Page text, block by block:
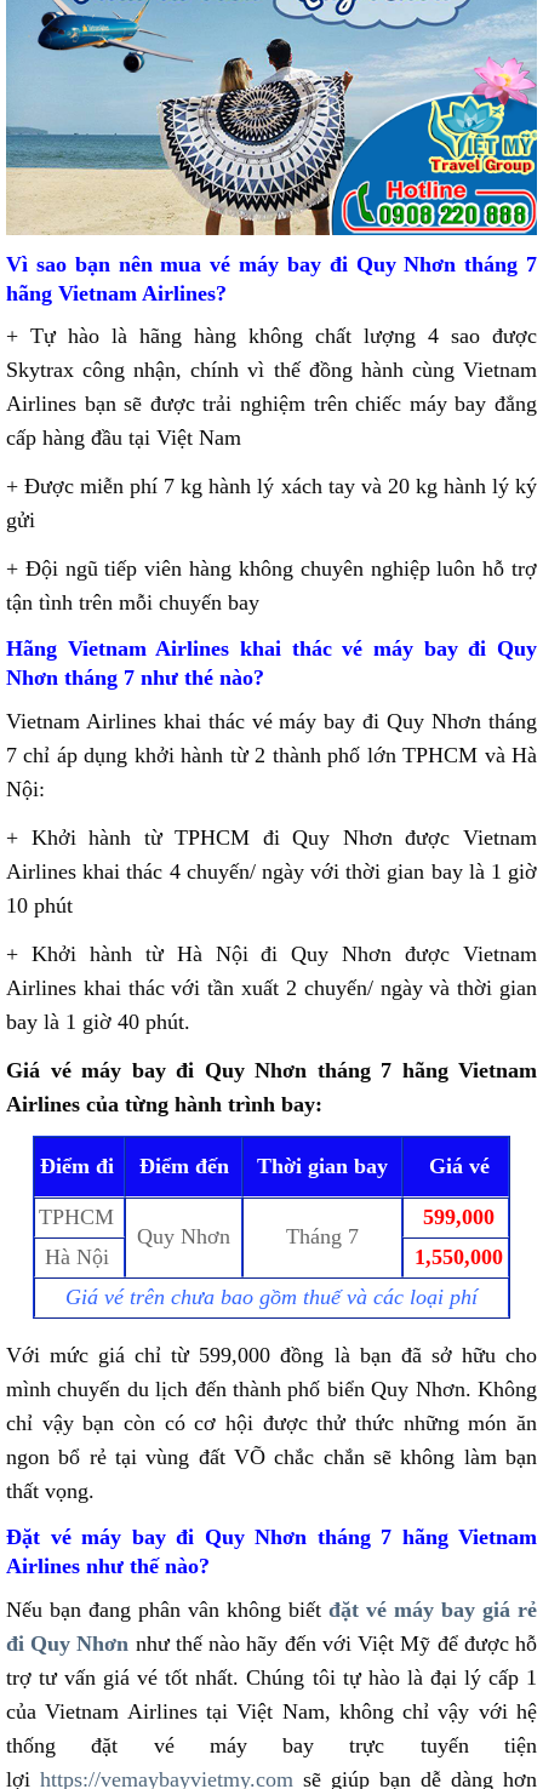
Vì sao bạn nên muavé máy bay đi Quy Nhơn tháng 7
hãng Vietnam Airlines?
+ Tự hào là hãng hàng không chất lượng 4 sao được
Skytrax công nhận, chính vì thế đồng hành cùng Vietnam
Airlines bạn sẽ được trải nghiệm trên chiếc máy bay đẳng
cấp hàng đầu tại Việt Nam
+ Được miễn phí 7 kg hành lý xách tay và 20 kg hành lý ký
gửi
+ Đội ngũ tiếp viên hàng không chuyên nghiệp luôn hỗ trợ
tận tình trên mỗi chuyến bay
Hãng Vietnam Airlines khai thác vé máy bay đi Quy
Nhơn tháng 7 như thé nào?
Vietnam Airlines khai thác vé máy bay đi Quy Nhơn tháng
7 chỉ áp dụng khởi hành từ 2 thành phố lớn TPHCM và Hà
Nội:
+ Khởi hành từ TPHCM đi Quy Nhơn được Vietnam
Airlines khai thác 4 chuyến/ ngày với thời gian bay là 1 giờ
10 phút
+ Khởi hành từ Hà Nội đi Quy Nhơn được Vietnam
Airlines khai thác với tần xuất 2 chuyến/ ngày và thời gian
bay là 1 giờ 40 phút.
Giá vé máy bay đi Quy Nhơn tháng 7 hãng Vietnam
Airlines của từng hành trình bay:
Điểm đi Điểm đến Thời gian bay Giá vé
TPHCM
Quy Nhơn
Tháng 7
599,000
Hà Nội
1,550,000
Giá vé trên chưa bao gồm thuế và các loại phí
Với mức giá chỉ từ 599,000 đồng là bạn đã sở hữu cho
mình chuyến du lịch đến thành phố biển Quy Nhơn. Không
chỉ vậy bạn còn có cơ hội được thử thức những món ăn
ngon bổ rẻ tại vùng đất VÕ chắc chắn sẽ không làm bạn
thất vọng.
Đặt vé máy bay đi Quy Nhơn tháng 7 hãng Vietnam
Airlines như thế nào?
Nếu bạn đang phân vân không biết đặt vé máy bay giá rẻ
đi Quy Nhơn như thế nào hãy đến với Việt Mỹ để được hỗ
trợ tư vấn giá vé tốt nhất. Chúng tôi tự hào là đại lý cấp 1
của Vietnam Airlines tại Việt Nam, không chỉ vậy với hệ
thống đặt vé máy bay trực tuyến tiện
lợi https://vemaybayvietmy.com sẽ giúp bạn dễ dàng hơn